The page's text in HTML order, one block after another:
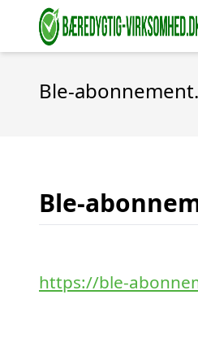
Ble-
Ble-
https://ble-